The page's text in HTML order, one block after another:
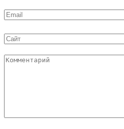
Email
Сайт
Комментарий